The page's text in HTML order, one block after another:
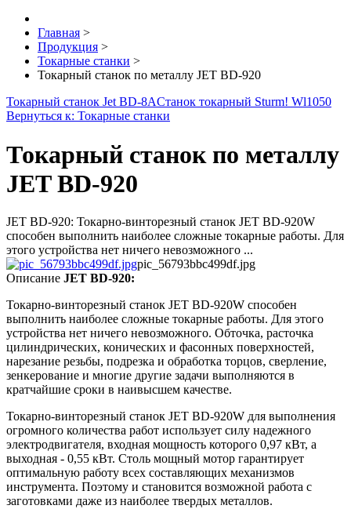
Главная >
Продукция >
Токарные станки >
Токарный станок по металлу JET BD-920
Токарный станок Jet BD-8AСтанок токарный Sturm! Wl1050
Вернуться к: Токарные станки
Токарный станок по металлу
JET BD-920
JET BD-920: Токарно-винторезный станок JET BD-920W
способен выполнить наиболее сложные токарные работы. Для
этого устройства нет ничего невозможного ...
pic_56793bbc499df.jpg
Описание JET BD-920:
Токарно-винторезный станок JET BD-920W способен
выполнить наиболее сложные токарные работы. Для этого
устройства нет ничего невозможного. Обточка, расточка
цилиндрических, конических и фасонных поверхностей,
нарезание резьбы, подрезка и обработка торцов, сверление,
зенкерование и многие другие задачи выполняются в
кратчайшие сроки в наивысшем качестве.
Токарно-винторезный станок JET BD-920W для выполнения
огромного количества работ использует силу надежного
электродвигателя, входная мощность которого 0,97 кВт, а
выходная - 0,55 кВт. Столь мощный мотор гарантирует
оптимальную работу всех составляющих механизмов
инструмента. Поэтому и становится возможной работа с
заготовками даже из наиболее твердых металлов.